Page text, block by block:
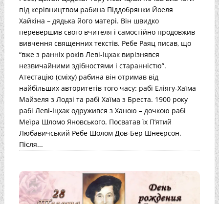
під керівництвом рабина Піддобрянки Йоеля
Хайкіна – дядька його матері. Він швидко
перевершив свого вчителя і самостійно продовжив
вивчення священних текстів. Ребе Раяц писав, що
“вже з ранніх років Леві-Іцхак вирізнявся
незвичайними здібностями і старанністю”.
Атестацію (сміху) рабина він отримав від
найбільших авторитетів того часу: рабі Еліягу-Хаїма
Майзеля з Лодзі та рабі Хаїма з Бреста. 1900 року
рабі Леві-Іцхак одружився з Ханою – дочкою рабі
Меїра Шломо Яновського. Посватав їх П’ятий
Любавичський Ребе Шолом Дов-Бер Шнеєрсон.
Після...